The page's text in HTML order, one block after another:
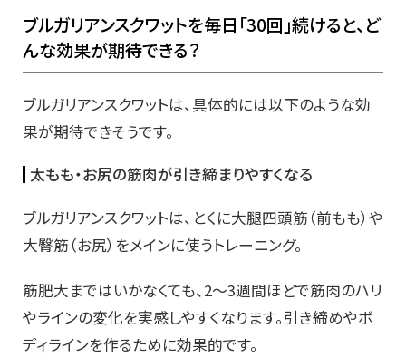
ブルガリアンスクワットを毎日「30回」続けると、ど
んな効果が期待できる？
ブルガリアンスクワットは、具体的には以下のような効
果が期待できそうです。
太もも・お尻の筋肉が引き締まりやすくなる
ブルガリアンスクワットは、とくに大腿四頭筋（前もも）や
大臀筋（お尻）をメインに使うトレーニング。
筋肥大まではいかなくても、2〜3週間ほどで筋肉のハリ
やラインの変化を実感しやすくなります。引き締めやボ
ディラインを作るために効果的です。